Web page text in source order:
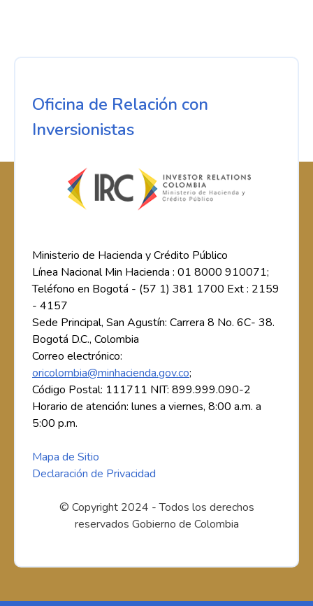
Oficina de Relación con
Inversionistas
Ministerio de Hacienda y Crédito Público
Línea Nacional Min Hacienda : 01 8000 910071;
Teléfono en Bogotá - (57 1) 381 1700 Ext : 2159
- 4157
Sede Principal, San Agustín: Carrera 8 No. 6C- 38.
Bogotá D.C., Colombia
Correo electrónico:
oricolombia@minhacienda.gov.co;
Código Postal: 111711 NIT: 899.999.090-2
Horario de atención: lunes a viernes, 8:00 a.m. a
5:00 p.m.
Mapa de Sitio
Declaración de Privacidad
© Copyright 2024 - Todos los derechos
reservados Gobierno de Colombia